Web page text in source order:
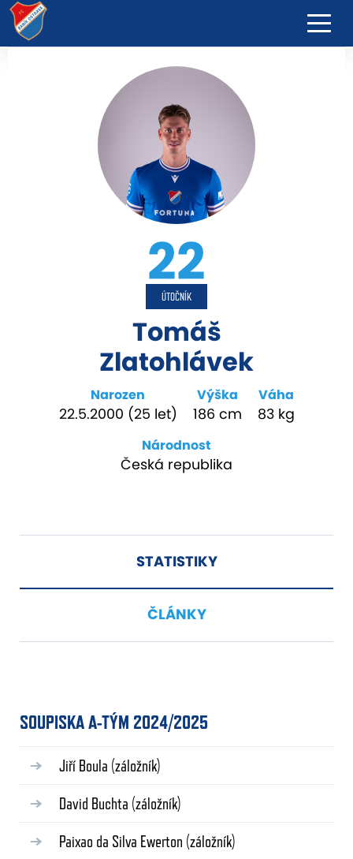
22
ÚTOČNÍK
Tomáš
Zlatohlávek
Narozen
22.5.2000 (25 let)
Výška
186 cm
Váha
83 kg
Národnost
Česká republika
STATISTIKY
ČLÁNKY
SOUPISKA A-TÝM 2024/2025
Jiří Boula (záložník)
David Buchta (záložník)
Paixao da Silva Ewerton (záložník)